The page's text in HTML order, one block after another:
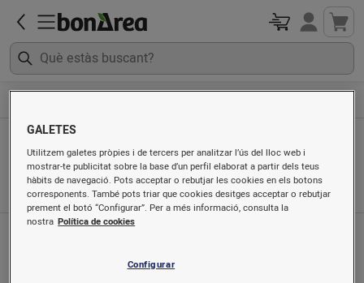
Vi blanc
Ordenat per
GALETES
Utilitzem galetes pròpies i de tercers per analitzar l’ús del lloc web i
mostrar-te publicitat sobre la base d’un perfil elaborat a partir dels teus
hàbits de navegació. Pots acceptar o rebutjar les cookies en els botons
corresponents. També pots triar que cookies desitges acceptar o rebutjar
prement el botó “Configurar”. Per a més informació, consulta la
nostra Política de cookies
Configurar